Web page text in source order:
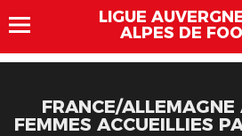
LIGUE
ALPES DE
FRANCE/
FEMMES ACCUEILLIES